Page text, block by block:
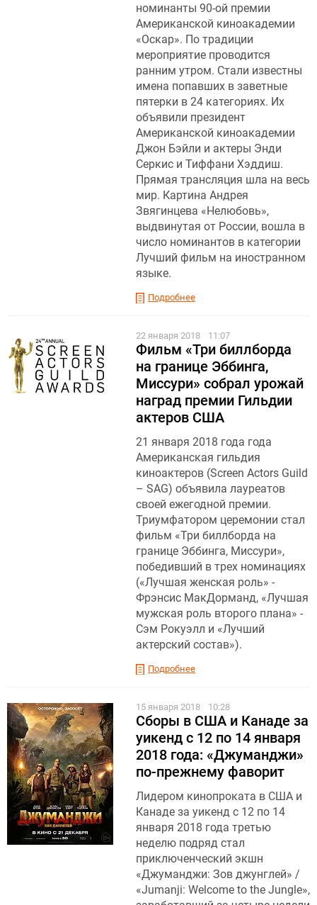
номинанты 90-ой премии
Американской киноакадемии
«Оскар». По традиции
мероприятие проводится
ранним утром. Стали известны
имена попавших в заветные
пятерки в 24 категориях. Их
объявили президент
Американской киноакадемии
Джон Бэйли и актеры Энди
Серкис и Тиффани Хэддиш.
Прямая трансляция шла на весь
мир. Картина Андрея
Звягинцева «Нелюбовь»,
выдвинутая от России, вошла в
число номинантов в категории
Лучший фильм на иностранном
языке.
Подробнее
22 января 2018 11:07
Фильм «Три биллборда
на границе Эббинга,
Миссури» собрал урожай
наград премии Гильдии
актеров США
21 января 2018 года года
Американская гильдия
киноактеров (Screen Actors Guild
– SAG) объявила лауреатов
своей ежегодной премии.
Триумфатором церемонии стал
фильм «Три биллборда на
границе Эббинга, Миссури»,
победивший в трех номинациях
(«Лучшая женская роль» -
Фрэнсис МакДорманд, «Лучшая
мужская роль второго плана» -
Сэм Рокуэлл и «Лучший
актерский состав»).
Подробнее
15 января 2018 10:28
Сборы в США и Канаде за
уикенд с 12 по 14 января
2018 года: «Джуманджи»
по-прежнему фаворит
Лидером кинопроката в США и
Канаде за уикенд с 12 по 14
января 2018 года третью
неделю подряд стал
приключенческий экшн
«Джуманджи: Зов джунглей» /
«Jumanji: Welcome to the Jungle»,